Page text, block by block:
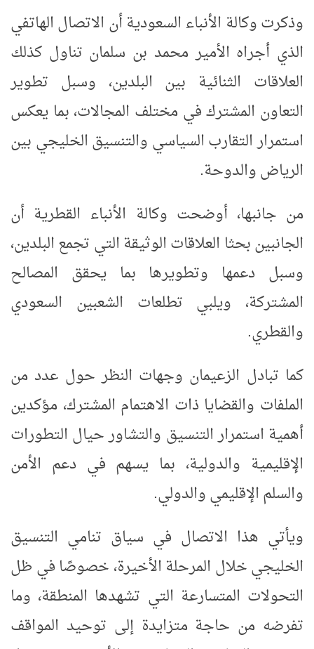
وذكرت وكالة الأنباء السعودية أن الاتصال الهاتفي
الذي أجراه الأمير محمد بن سلمان تناول كذلك
العلاقات الثنائية بين البلدين، وسبل تطوير
التعاون المشترك في مختلف المجالات، بما يعكس
استمرار التقارب السياسي والتنسيق الخليجي بين
الرياض والدوحة.
من جانبها، أوضحت وكالة الأنباء القطرية أن
الجانبين بحثا العلاقات الوثيقة التي تجمع البلدين،
وسبل دعمها وتطويرها بما يحقق المصالح
المشتركة، ويلبي تطلعات الشعبين السعودي
والقطري.
كما تبادل الزعيمان وجهات النظر حول عدد من
الملفات والقضايا ذات الاهتمام المشترك، مؤكدين
أهمية استمرار التنسيق والتشاور حيال التطورات
الإقليمية والدولية، بما يسهم في دعم الأمن
والسلم الإقليمي والدولي.
ويأتي هذا الاتصال في سياق تنامي التنسيق
الخليجي خلال المرحلة الأخيرة، خصوصًا في ظل
التحولات المتسارعة التي تشهدها المنطقة، وما
تفرضه من حاجة متزايدة إلى توحيد المواقف